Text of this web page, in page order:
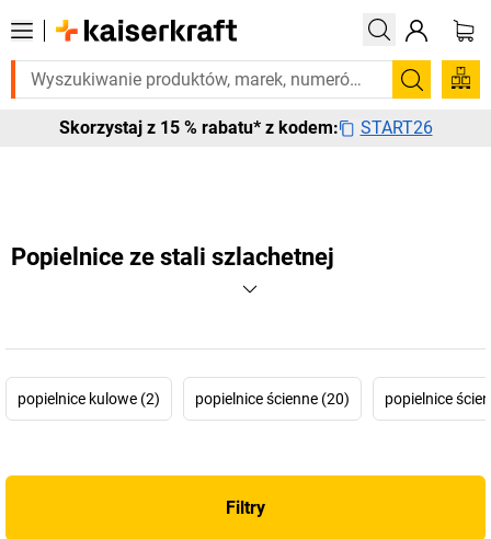
pilnie? Wybrane bestsellery dostarczamy w ciągu 2-3 dni
Szukaj
Skorzystaj z 15 % rabatu* z kodem: START26
Popielnice ze stali szlachetnej
popielnice kulowe (2) popielnice ścienne (20) popielnice
Filtry